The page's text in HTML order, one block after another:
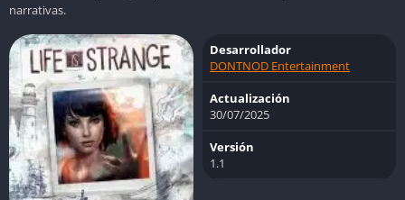
narrativas.
Desarrollador
DONTNOD Entertainment
Actualización
30/07/2025
Versión
1.1